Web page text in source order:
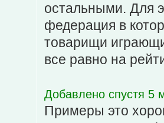
остальными. Для
федерация в
товарищи
все равно на
Добавлено спустя 5
Примеры это